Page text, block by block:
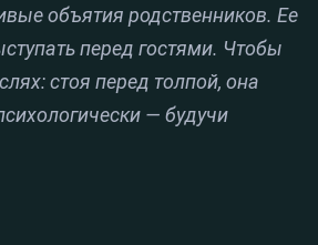
объятия родственников. Ее
перед гостями. Чтобы
стоя перед толпой, она
— будучи